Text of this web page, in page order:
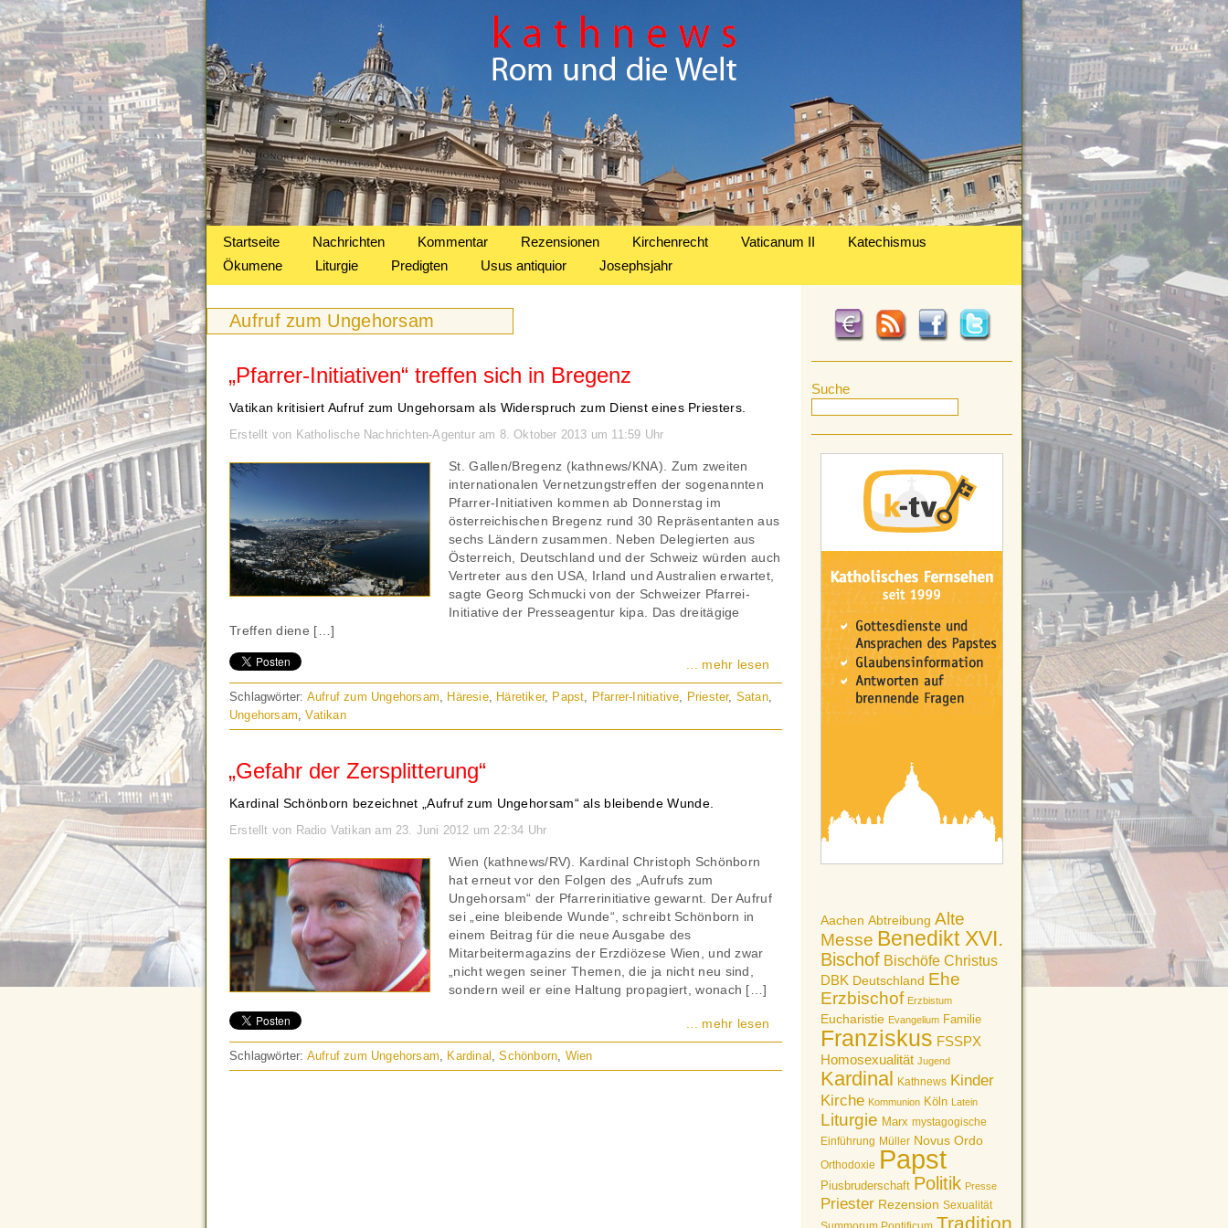
Startseite Nachrichten Kommentar Rezensionen Kirchenrecht Vaticanum II
Katechismus
Ökumene
Liturgie Predigten Usus antiquior Josephsjahr
Suche
Aachen Abtreibung Alte
Messe Benedikt XVI.
Bischof Bischöfe Christus
DBK Deutschland Ehe
Erzbischof Erzbistum
Eucharistie Evangelium Familie
Franziskus FSSPX
Homosexualität Jugend
Kardinal Kathnews Kinder
Kirche Kommunion Köln Latein
Liturgie Marx mystagogische
Einführung Müller Novus Ordo
Orthodoxie Papst
Piusbruderschaft Politik Presse
Priester Rezension Sexualität
Tradition
Aufruf zum Ungehorsam
„Pfarrer-Initiativen“ treffen sich in Bregenz
Vatikan kritisiert Aufruf zum Ungehorsam als Widerspruch zum Dienst eines Priesters.
Erstellt von Katholische Nachrichten-Agentur am 8. Oktober 2013 um 11:59 Uhr
St. Gallen/Bregenz (kathnews/KNA). Zum zweiten
internationalen Vernetzungstreffen der sogenannten
Pfarrer-Initiativen kommen ab Donnerstag im
österreichischen Bregenz rund 30 Repräsentanten aus
sechs Ländern zusammen. Neben Delegierten aus
Österreich, Deutschland und der Schweiz würden auch
Vertreter aus den USA, Irland und Australien erwartet,
sagte Georg Schmucki von der Schweizer Pfarrei-
Initiative der Presseagentur kipa. Das dreitägige
Treffen diene […]
... mehr lesen
Schlagwörter: Aufruf zum Ungehorsam, Häresie, Häretiker, Papst, Pfarrer-Initiative, Priester, Satan,
Ungehorsam,Vatikan
„Gefahr der Zersplitterung“
Kardinal Schönborn bezeichnet „Aufruf zum Ungehorsam“ als bleibende Wunde.
Erstellt von Radio Vatikan am 23. Juni 2012 um 22:34 Uhr
Wien (kathnews/RV). Kardinal Christoph Schönborn
hat erneut vor den Folgen des „Aufrufs zum
Ungehorsam“ der Pfarrerinitiative gewarnt. Der Aufruf
sei „eine bleibende Wunde“, schreibt Schönborn in
einem Beitrag für die neue Ausgabe des
Mitarbeitermagazins der Erzdiözese Wien, und zwar
„nicht wegen seiner Themen, die ja nicht neu sind,
sondern weil er eine Haltung propagiert, wonach […]
... mehr lesen
Schlagwörter: Aufruf zum Ungehorsam, Kardinal ,Schönborn, Wien